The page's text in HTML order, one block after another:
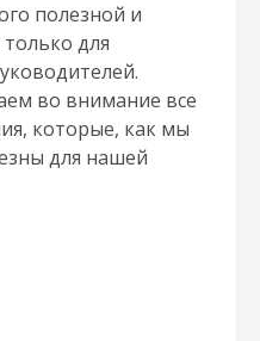
полезной и
для
во внимание все
которые, как мы
для нашей